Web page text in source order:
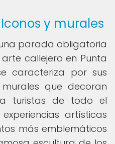
Iconos y murales
una parada obligatoria
callejero en Punta
caracteriza por sus
que decoran
turistas de todo el
artísticas
más emblemáticos